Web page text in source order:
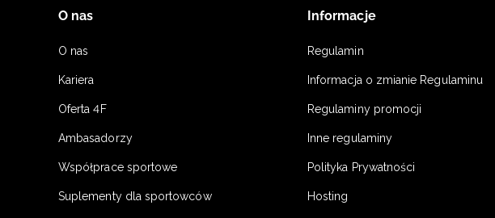
O nas
O nas
Kariera
Oferta 4F
Ambasadorzy
Współprace sportowe
Suplementy dla sportowców
Informacje
Regulamin
Informacja o zmianie Regulaminu
Regulaminy promocji
Inne regulaminy
Polityka Prywatności
Hosting